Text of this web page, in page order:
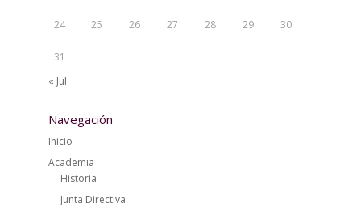
24 25 26 27 28 29 30
31
« Jul
Navegación
Inicio
Academia
Historia
Junta Directiva